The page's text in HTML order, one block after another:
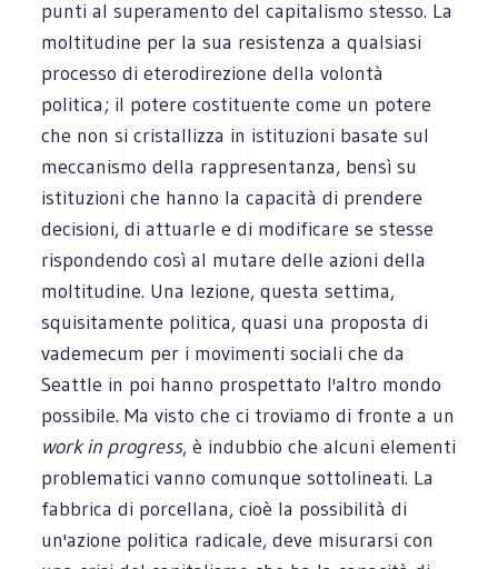
punti al superamento del capitalismo stesso. La
moltitudine per la sua resistenza a qualsiasi
processo di eterodirezione della volontà
politica; il potere costituente come un potere
che non si cristallizza in istituzioni basate sul
meccanismo della rappresentanza, bensì su
istituzioni che hanno la capacità di prendere
decisioni, di attuarle e di modificare se stesse
rispondendo così al mutare delle azioni della
moltitudine. Una lezione, questa settima,
squisitamente politica, quasi una proposta di
vademecum per i movimenti sociali che da
Seattle in poi hanno prospettato l'altro mondo
possibile. Ma visto che ci troviamo di fronte a un
work in progress, è indubbio che alcuni elementi
problematici vanno comunque sottolineati. La
fabbrica di porcellana, cioè la possibilità di
un'azione politica radicale, deve misurarsi con